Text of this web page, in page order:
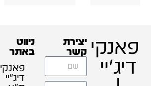
פאנקי
דיג'יי
יצירת
קשר
ניווט
באתר
פאנקי
דיג׳יי